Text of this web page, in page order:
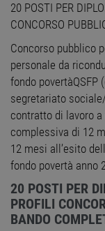
20 POSTI PER
CONCORSO
Concorso pubblico
personale da
fondo povertàQSFP
segretariato
contratto di lavoro
complessiva di 12
12 mesi all’esito
fondo povertà anno
20 POSTI PER
PROFILI
BANDO